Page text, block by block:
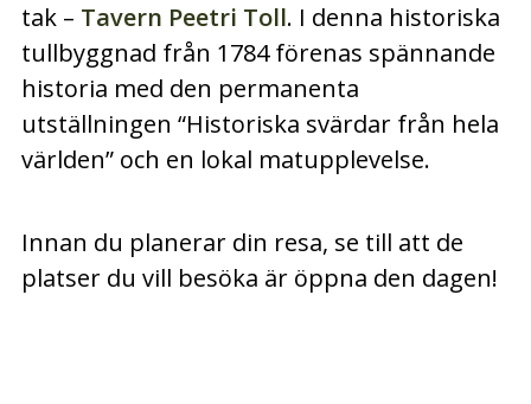
tak – Tavern Peetri Toll. I denna historiska
tullbyggnad från 1784 förenas spännande
historia med den permanenta
utställningen “Historiska svärdar från hela
världen” och en lokal matupplevelse.
Innan du planerar din resa, se till att de
platser du vill besöka är öppna den dagen!